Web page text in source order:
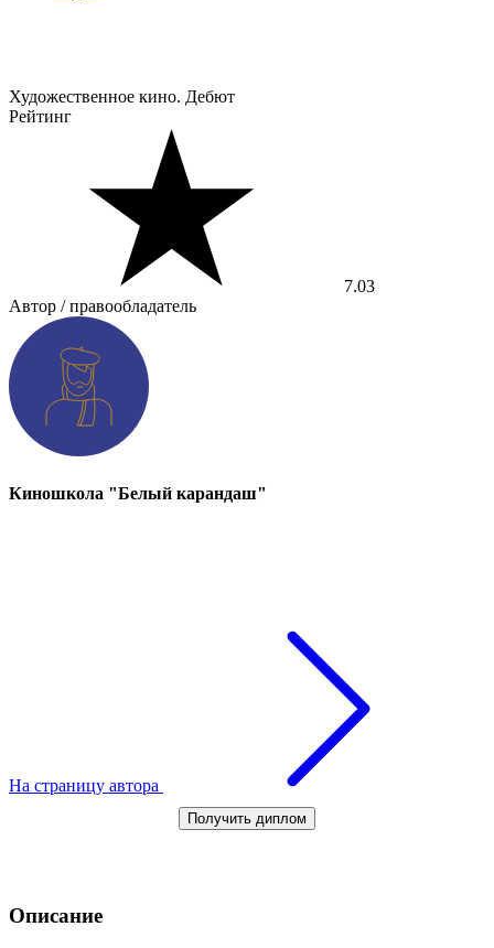
Художественное кино. Дебют
Рейтинг
7.03
Автор / правообладатель
Киношкола "Белый карандаш"
На страницу автора
Получить диплом
Описание